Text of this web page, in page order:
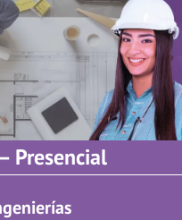
Presencial